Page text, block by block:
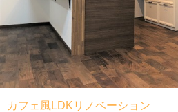
カフェ風LDKリノベーション